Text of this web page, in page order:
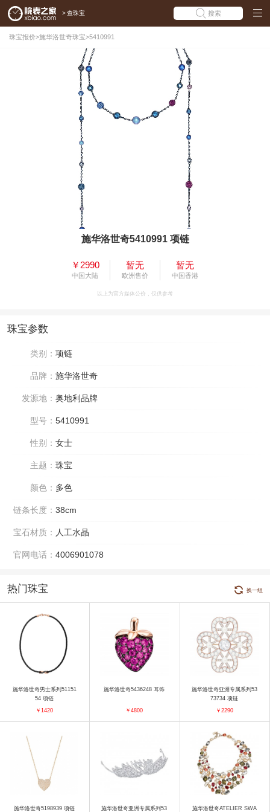
> 查珠宝 搜索
珠宝报价>施华洛世奇珠宝>5410991
施华洛世奇5410991 项链
￥2990
中国大陆
暂无
欧洲售价
暂无
中国香港
以上为官方媒体公价，仅供参考
珠宝参数
类别： 项链
品牌： 施华洛世奇
发源地： 奥地利品牌
型号： 5410991
性别： 女士
主题： 珠宝
颜色： 多色
链条长度： 38cm
宝石材质： 人工水晶
官网电话： 4006901078
热门珠宝 换一组
施华洛世奇男士系列51151
54 项链
￥1420
施华洛世奇5436248 耳饰
￥4800
施华洛世奇亚洲专属系列53
73734 项链
￥2290
施华洛世奇5198939 项链 施华洛世奇亚洲专属系列53 施华洛世奇ATELIER SWA